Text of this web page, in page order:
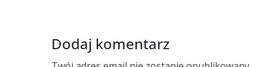
Dodaj komentarz